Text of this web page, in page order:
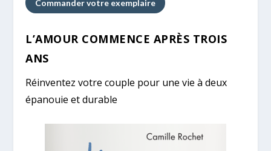
Commander votre exemplaire
L’AMOUR COMMENCE APRÈS TROIS
ANS
Réinventez votre couple pour une vie à deux
épanouie et durable